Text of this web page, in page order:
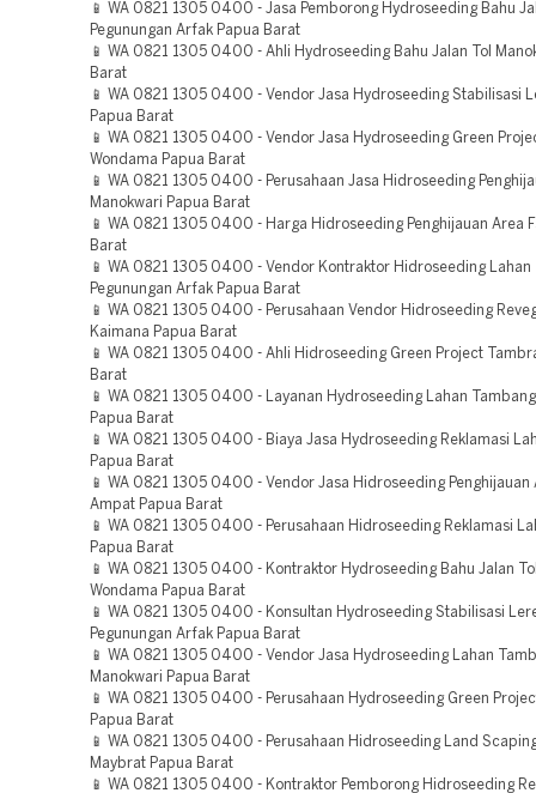
📱 WA 0821 1305 0400 - Jasa Pemborong Hydroseeding Bahu
Pegunungan Arfak Papua Barat
📱 WA 0821 1305 0400 - Ahli Hydroseeding Bahu Jalan Tol
Barat
📱 WA 0821 1305 0400 - Vendor Jasa Hydroseeding Stabilisasi
Papua Barat
📱 WA 0821 1305 0400 - Vendor Jasa Hydroseeding Green
Wondama Papua Barat
📱 WA 0821 1305 0400 - Perusahaan Jasa Hidroseeding
Manokwari Papua Barat
📱 WA 0821 1305 0400 - Harga Hidroseeding Penghijauan Area
Barat
📱 WA 0821 1305 0400 - Vendor Kontraktor Hidroseeding Lahan
Pegunungan Arfak Papua Barat
📱 WA 0821 1305 0400 - Perusahaan Vendor Hidroseeding
Kaimana Papua Barat
📱 WA 0821 1305 0400 - Ahli Hidroseeding Green Project
Barat
📱 WA 0821 1305 0400 - Layanan Hydroseeding Lahan
Papua Barat
📱 WA 0821 1305 0400 - Biaya Jasa Hydroseeding Reklamasi
Papua Barat
📱 WA 0821 1305 0400 - Vendor Jasa Hidroseeding Penghijauan
Ampat Papua Barat
📱 WA 0821 1305 0400 - Perusahaan Hidroseeding Reklamasi
Papua Barat
📱 WA 0821 1305 0400 - Kontraktor Hydroseeding Bahu Jalan
Wondama Papua Barat
📱 WA 0821 1305 0400 - Konsultan Hydroseeding Stabilisasi
Pegunungan Arfak Papua Barat
📱 WA 0821 1305 0400 - Vendor Jasa Hydroseeding Lahan
Manokwari Papua Barat
📱 WA 0821 1305 0400 - Perusahaan Hydroseeding Green
Papua Barat
📱 WA 0821 1305 0400 - Perusahaan Hidroseeding Land
Maybrat Papua Barat
📱 WA 0821 1305 0400 - Kontraktor Pemborong Hidroseeding